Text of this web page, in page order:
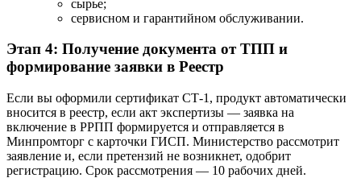
сырье;
сервисном и гарантийном обслуживании.
Этап 4: Получение документа от ТПП и
формирование заявки в Реестр
Если вы оформили сертификат СТ-1, продукт автоматически
вносится в реестр, если акт экспертизы — заявка на
включение в РРПП формируется и отправляется в
Минпромторг с карточки ГИСП. Министерство рассмотрит
заявление и, если претензий не возникнет, одобрит
регистрацию. Срок рассмотрения — 10 рабочих дней.